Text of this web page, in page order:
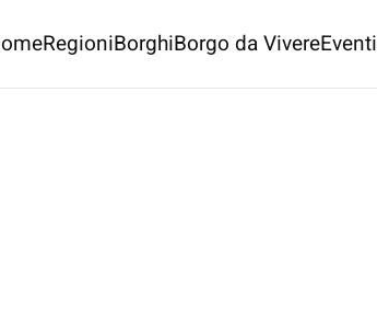
RegioniBorghiBorgo da VivereEventi